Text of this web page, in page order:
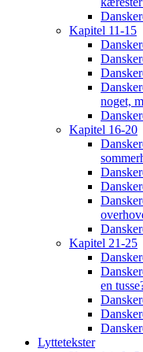
Kapitel 11-15
noget,
Kapitel 16-20
Kapitel 21-25
en
Lyttetekster